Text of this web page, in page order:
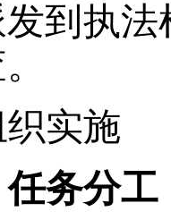
到执
实施
任务分工